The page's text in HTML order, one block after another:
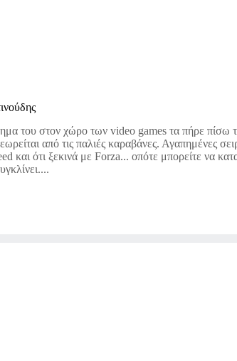
του στον χώρο των video games τα πήρε πίσω
από τις παλιές καραβάνες. Αγαπημένες
και ότι ξεκινά με Forza... οπότε μπορείτε να